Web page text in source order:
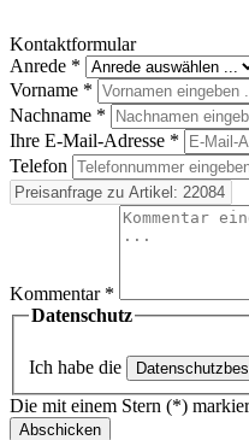
Kontaktformular
Anrede *
Vorname *
Nachname *
Ihre E-Mail-Adresse *
Telefon
Kommentar *
Datenschutz
Ich habe die
Die mit einem Stern (*)
Abschicken